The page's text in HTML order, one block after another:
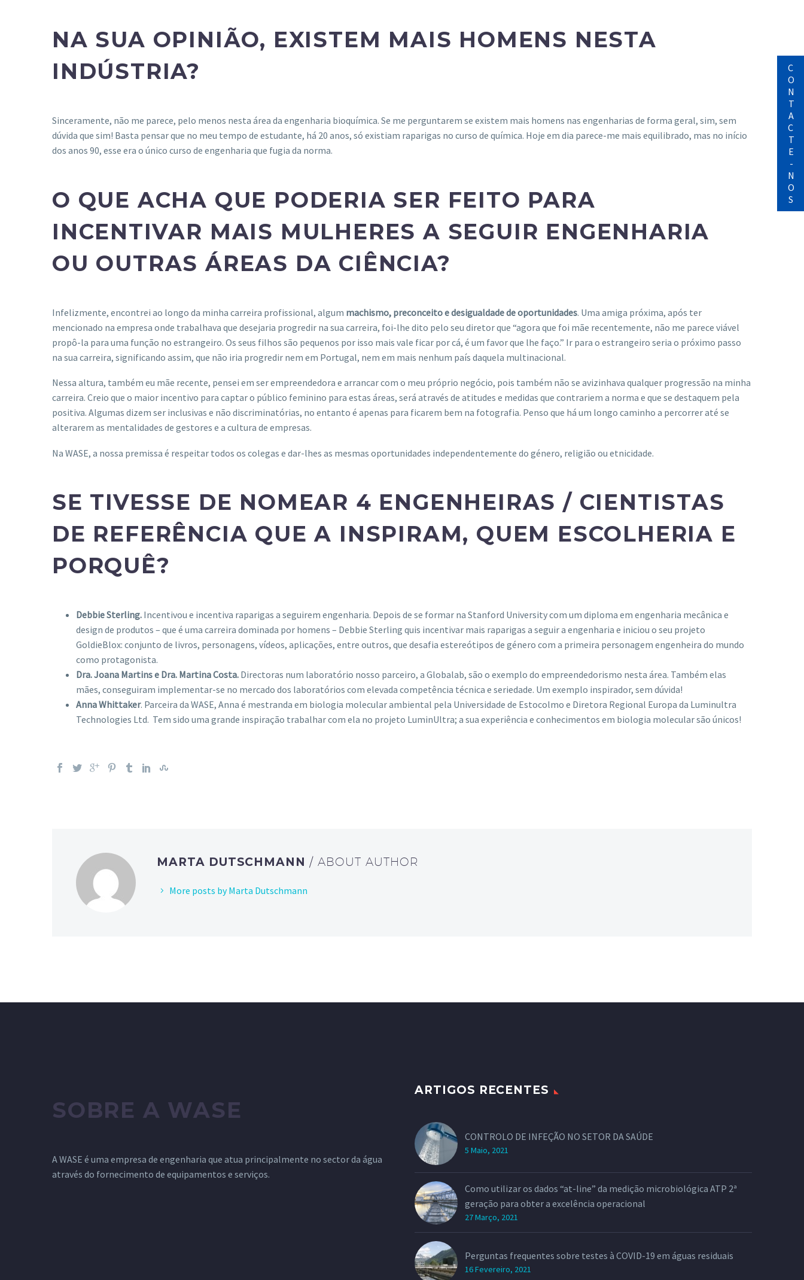
NA SUA OPINIÃO, EXISTEM MAIS HOMENS NESTA
INDÚSTRIA?
Sinceramente, não me parece, pelo menos nesta área da engenharia bioquímica. Se me perguntarem se existem mais homens nas engenharias de forma geral, sim, sem
dúvida que sim! Basta pensar que no meu tempo de estudante, há 20 anos, só existiam raparigas no curso de química. Hoje em dia parece-me mais equilibrado, mas no início
dos anos 90, esse era o único curso de engenharia que fugia da norma.
O QUE ACHA QUE PODERIA SER FEITO PARA
INCENTIVAR MAIS MULHERES A SEGUIR ENGENHARIA
OU OUTRAS ÁREAS DA CIÊNCIA?
Infelizmente, encontrei ao longo da minha carreira profissional, algum machismo, preconceito e desigualdade de oportunidades. Uma amiga próxima, após ter
mencionado na empresa onde trabalhava que desejaria progredir na sua carreira, foi-lhe dito pelo seu diretor que “agora que foi mãe recentemente, não me parece viável
propô-la para uma função no estrangeiro. Os seus filhos são pequenos por isso mais vale ficar por cá, é um favor que lhe faço.” Ir para o estrangeiro seria o próximo passo
na sua carreira, significando assim, que não iria progredir nem em Portugal, nem em mais nenhum país daquela multinacional.
Nessa altura, também eu mãe recente, pensei em ser empreendedora e arrancar com o meu próprio negócio, pois também não se avizinhava qualquer progressão na minha
carreira. Creio que o maior incentivo para captar o público feminino para estas áreas, será através de atitudes e medidas que contrariem a norma e que se destaquem pela
positiva. Algumas dizem ser inclusivas e não discriminatórias, no entanto é apenas para ficarem bem na fotografia. Penso que há um longo caminho a percorrer até se
alterarem as mentalidades de gestores e a cultura de empresas.
Na WASE, a nossa premissa é respeitar todos os colegas e dar-lhes as mesmas oportunidades independentemente do género, religião ou etnicidade.
SE TIVESSE DE NOMEAR 4 ENGENHEIRAS / CIENTISTAS
DE REFERÊNCIA QUE A INSPIRAM, QUEM ESCOLHERIA E
PORQUÊ?
Debbie Sterling. Incentivou e incentiva raparigas a seguirem engenharia. Depois de se formar na Stanford University com um diploma em engenharia mecânica e
design de produtos – que é uma carreira dominada por homens – Debbie Sterling quis incentivar mais raparigas a seguir a engenharia e iniciou o seu projeto
GoldieBlox: conjunto de livros, personagens, vídeos, aplicações, entre outros, que desafia estereótipos de género com a primeira personagem engenheira do mundo
como protagonista.
Dra. Joana Martins e Dra. Martina Costa. Directoras num laboratório nosso parceiro, a Globalab, são o exemplo do empreendedorismo nesta área. Também elas
mães, conseguiram implementar-se no mercado dos laboratórios com elevada competência técnica e seriedade. Um exemplo inspirador, sem dúvida!
Anna Whittaker. Parceira da WASE, Anna é mestranda em biologia molecular ambiental pela Universidade de Estocolmo e Diretora Regional Europa da Luminultra
Technologies Ltd. Tem sido uma grande inspiração trabalhar com ela no projeto LuminUltra; a sua experiência e conhecimentos em biologia molecular são únicos!
MARTA DUTSCHMANN/ ABOUT AUTHOR
More posts by Marta Dutschmann
SOBRE A WASE
A WASE é uma empresa de engenharia que atua principalmente no sector da água
através do fornecimento de equipamentos e serviços.
ARTIGOS RECENTES
CONTROLO DE INFEÇÃO NO SETOR DA SAÚDE
5 Maio, 2021
Como utilizar os dados “at-line” da medição microbiológica ATP 2ª
geração para obter a excelência operacional
27 Março, 2021
Perguntas frequentes sobre testes à COVID-19 em águas residuais
16 Fevereiro, 2021
CONTACTE-NOS